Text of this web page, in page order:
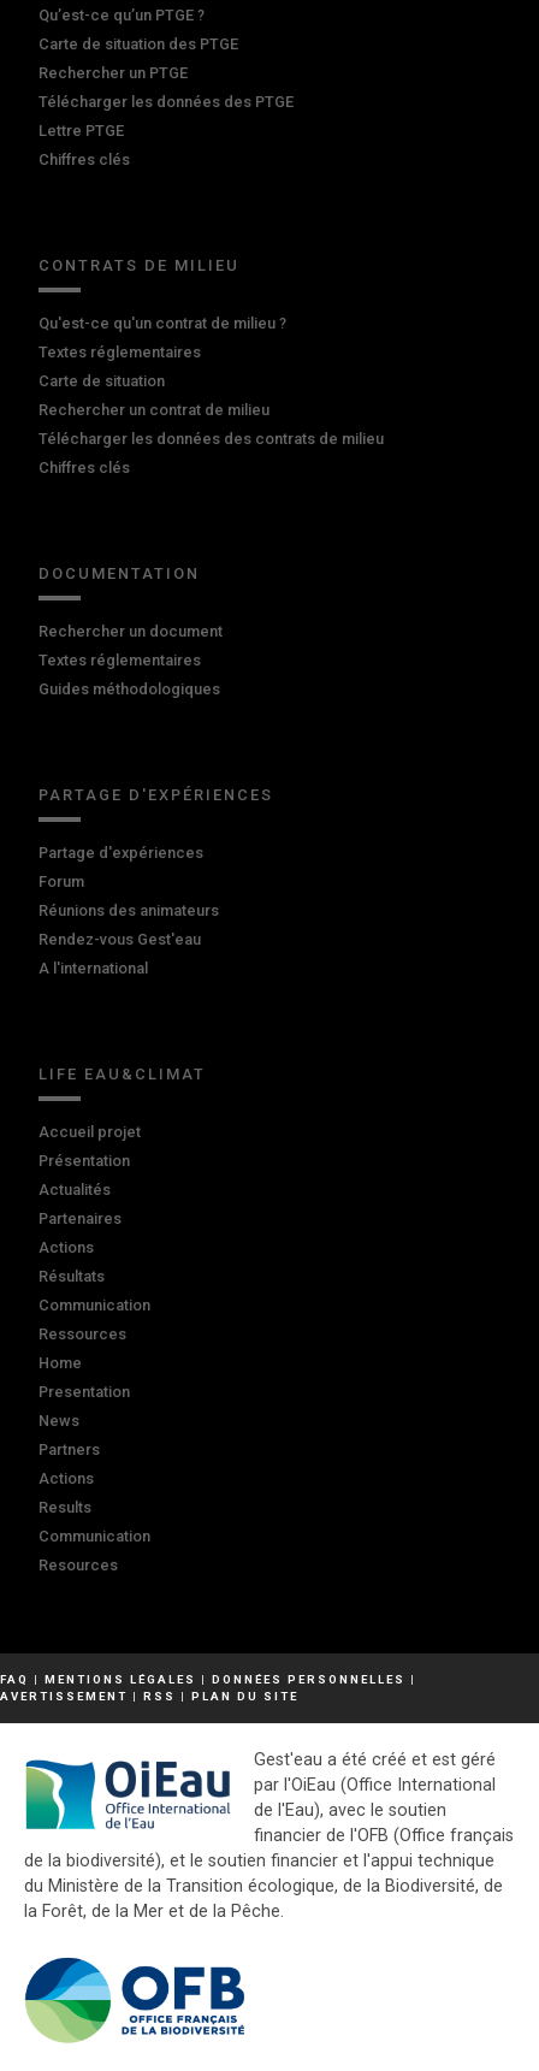
Qu’est-ce qu’un PTGE ?
Carte de situation des PTGE
Rechercher un PTGE
Télécharger les données des PTGE
Lettre PTGE
Chiffres clés
CONTRATS DE MILIEU
Qu'est-ce qu'un contrat de milieu ?
Textes réglementaires
Carte de situation
Rechercher un contrat de milieu
Télécharger les données des contrats de milieu
Chiffres clés
DOCUMENTATION
Rechercher un document
Textes réglementaires
Guides méthodologiques
PARTAGE D'EXPÉRIENCES
Partage d'expériences
Forum
Réunions des animateurs
Rendez-vous Gest'eau
A l'international
LIFE EAU&CLIMAT
Accueil projet
Présentation
Actualités
Partenaires
Actions
Résultats
Communication
Ressources
Home
Presentation
News
Partners
Actions
Results
Communication
Resources
FAQ | MENTIONS LÉGALES | DONNÉES PERSONNELLES
|
AVERTISSEMENT | RSS | PLAN DU SITE
Gest'eau a été créé et est géré
par l'OiEau (Office International
de l'Eau), avec le soutien
financier de l'OFB (Office français
de la biodiversité), et le soutien financier et l'appui technique
du Ministère de la Transition écologique, de la Biodiversité, de
la Forêt, de la Mer et de la Pêche.